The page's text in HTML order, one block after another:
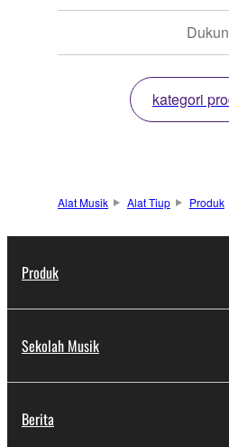
kategori
Alat Musik Alat Tiup Produk
Produk
Sekolah Musik
Berita